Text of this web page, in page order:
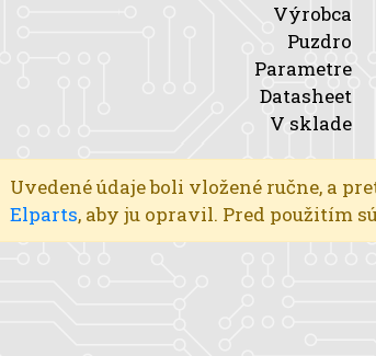
Výrobca
Puzdro
Parametre
Datasheet
V sklade
Uvedené údaje boli vložené ručne, a
Elparts, aby ju opravil. Pred použitím